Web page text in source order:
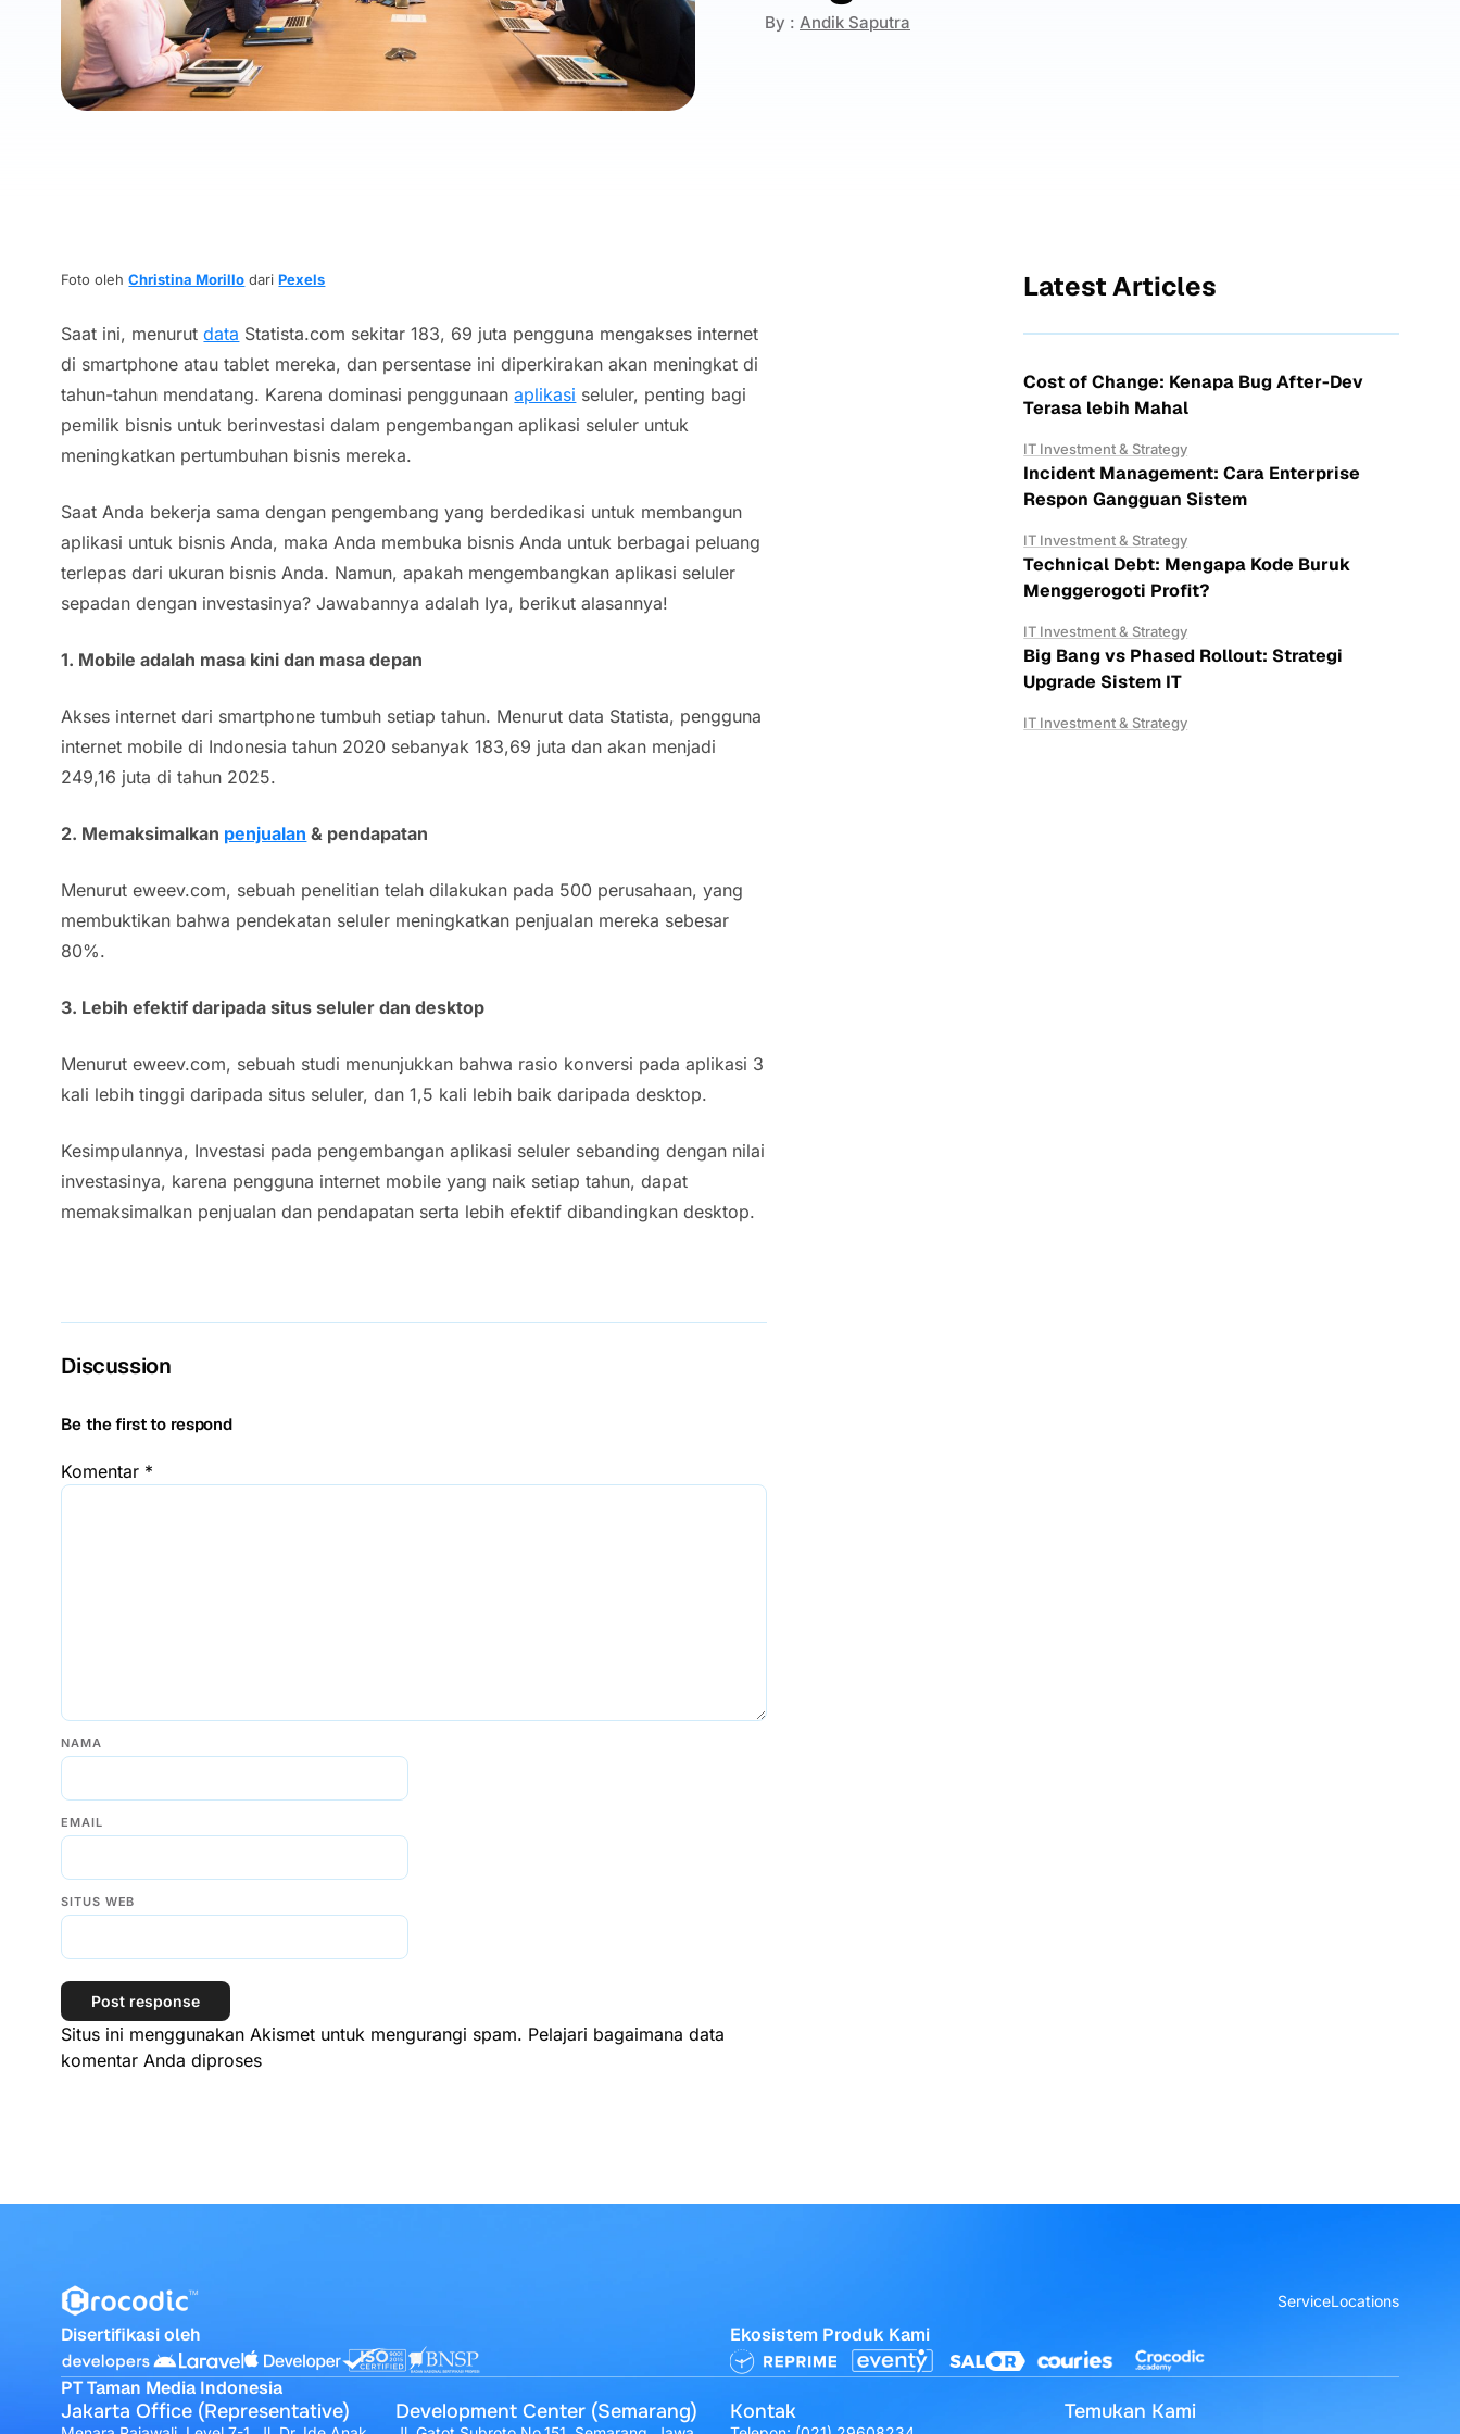
By : Andik Saputra
Foto olehChristina Morillo dariPexels
Saat ini, menurutdata Statista.com sekitar 183, 69 juta pengguna mengakses internet
di smartphone atau tablet mereka, dan persentase ini diperkirakan akan meningkat di
tahun-tahun mendatang. Karena dominasi penggunaanaplikasi seluler, penting bagi
pemilik bisnis untuk berinvestasi dalam pengembangan aplikasi seluler untuk
meningkatkan pertumbuhan bisnis mereka.
Saat Anda bekerja sama dengan pengembang yang berdedikasi untuk membangun
aplikasi untuk bisnis Anda, maka Anda membuka bisnis Anda untuk berbagai peluang
terlepas dari ukuran bisnis Anda. Namun, apakah mengembangkan aplikasi seluler
sepadan dengan investasinya? Jawabannya adalah Iya, berikut alasannya!
1. Mobile adalah masa kini dan masa depan
Akses internet dari smartphone tumbuh setiap tahun. Menurut data Statista, pengguna
internet mobile di Indonesia tahun 2020 sebanyak 183,69 juta dan akan menjadi
249,16 juta di tahun 2025.
2. Memaksimalkan penjualan & pendapatan
Menurut eweev.com, sebuah penelitian telah dilakukan pada 500 perusahaan, yang
membuktikan bahwa pendekatan seluler meningkatkan penjualan mereka sebesar
80%.
3. Lebih efektif daripada situs seluler dan desktop
Menurut eweev.com, sebuah studi menunjukkan bahwa rasio konversi pada aplikasi 3
kali lebih tinggi daripada situs seluler, dan 1,5 kali lebih baik daripada desktop.
Kesimpulannya, Investasi pada pengembangan aplikasi seluler sebanding dengan nilai
investasinya, karena pengguna internet mobile yang naik setiap tahun, dapat
memaksimalkan penjualan dan pendapatan serta lebih efektif dibandingkan desktop.
Discussion
Be the first to respond
Komentar *
NAMA
EMAIL
SITUS WEB
Situs ini menggunakan Akismet untuk mengurangi spam. Pelajari bagaimana data
komentar Anda diproses
Latest Articles
Cost of Change: Kenapa Bug After-Dev
Terasa lebih Mahal
IT Investment & Strategy
Incident Management: Cara Enterprise
Respon Gangguan Sistem
IT Investment & Strategy
Technical Debt: Mengapa Kode Buruk
Menggerogoti Profit?
IT Investment & Strategy
Big Bang vs Phased Rollout: Strategi
Upgrade Sistem IT
IT Investment & Strategy
ServiceLocations
Disertifikasi oleh Ekosistem Produk Kami
PT Taman Media Indonesia
Jakarta Office (Representative) Development Center (Semarang) Kontak Temukan Kami